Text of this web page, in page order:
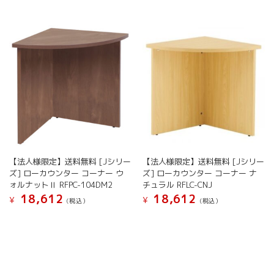
【法人様限定】送料無料 [Jシリー
ズ] ローカウンター コーナー ウ
ォルナットⅡ RFPC-104DM2
¥
18,612 (税込）
【法人様限定】送料無料 [Jシリー
ズ] ローカウンター コーナー ナ
チュラル RFLC-CNJ
¥
18,612 (税込）